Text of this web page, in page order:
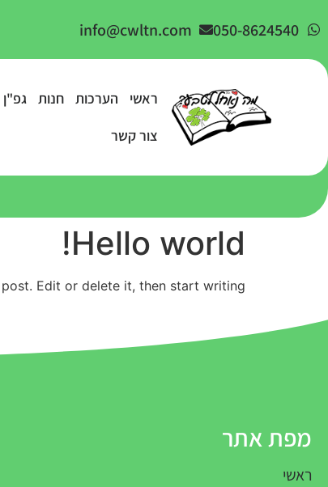
050-8624540
info@cwltn.com
ראשי הערכות חנות גפ"ן
צור קשר
Hello world!
Edit or delete it, then start writing!
מפת אתר
ראשי